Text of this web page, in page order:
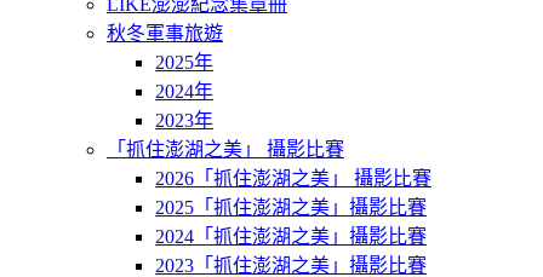
秋冬軍事旅遊
2025年
2024年
2023年
「抓住澎湖之美」 攝影比賽
2026「抓住澎湖之美」 攝影比賽
2025「抓住澎湖之美」攝影比賽
2024「抓住澎湖之美」攝影比賽
2023「抓住澎湖之美」攝影比賽